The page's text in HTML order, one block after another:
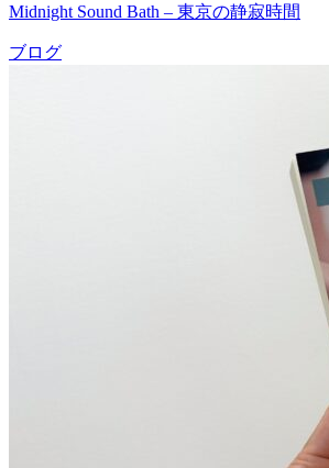
Midnight Sound Bath – 東京の静寂時間
ブログ